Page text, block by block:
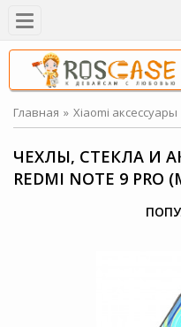
Главная Xiaomi аксессуары
ЧЕХЛЫ, СТЕКЛА И
REDMI NOTE 9 PRO